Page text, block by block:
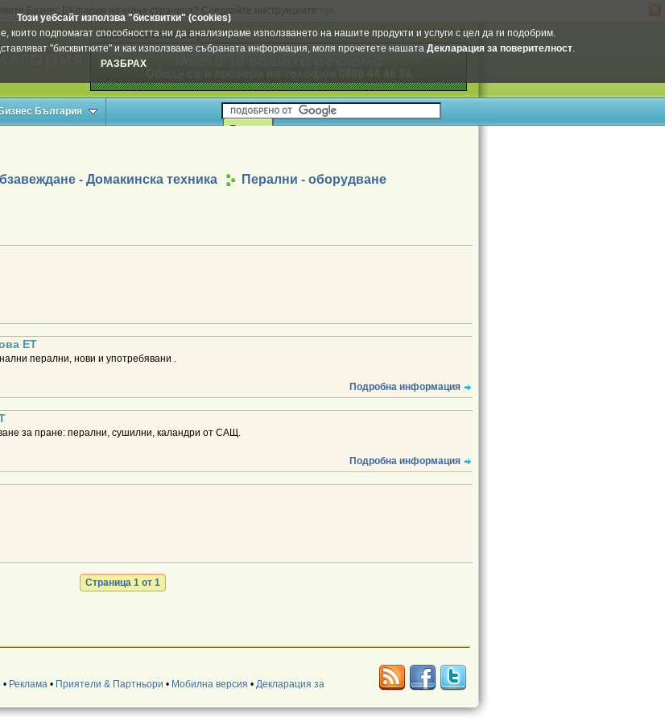
Бизнес България начална страница? Следвайте инструкциите
Този уебсайт използва "бисквитки" (cookies)
които подпомагат способността ни да анализираме използването на нашите продукти и услуги с цел да ги подобрим.
"бисквитките" и как използваме събраната информация, моля прочетете нашатаДекларация за поверителност.
РАЗБРАХ
Select Language ▼
Вашата реклама тук
България
- Домакинска техника Перални - оборудване
ЕТ
перални, нови и употребявани .
Подробна информация
за пране: перални, сушилни, каландри от САЩ.
Подробна информация
Страница 1 от 1
• Реклама• Приятели & Партньори • Мобилна версия • Декларация за